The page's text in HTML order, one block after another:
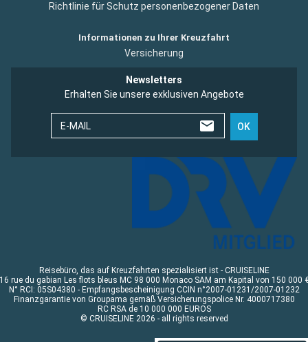
Richtlinie für Schutz personenbezogener Daten
Informationen zu Ihrer Kreuzfahrt
Versicherung
Newsletters
Erhalten Sie unsere exklusiven Angebote
E-MAIL OK
Reisebüro, das auf Kreuzfahrten spezialisiert ist - CRUISELINE
rue du gabian Les flots bleus MC 98 000 Monaco SAM am Kapital von 150 000
N° RCI: 05S04380 - Empfangsbescheinigung CCIN n°2007-01231/2007-01232
Finanzgarantie von Groupama gemäß Versicherungspolice Nr. 4000717380
RC RSA de 10 000 000 EUROS
© CRUISELINE 2026 - all rights reserved